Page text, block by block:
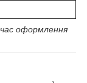
час оформлення